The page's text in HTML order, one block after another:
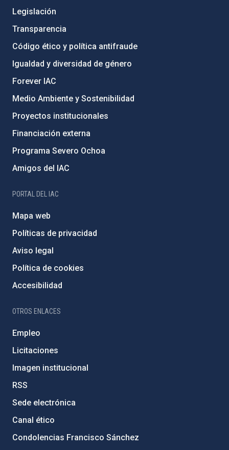
Legislación
Transparencia
Código ético y política antifraude
Igualdad y diversidad de género
Forever IAC
Medio Ambiente y Sostenibilidad
Proyectos institucionales
Financiación externa
Programa Severo Ochoa
Amigos del IAC
PORTAL DEL IAC
Mapa web
Políticas de privacidad
Aviso legal
Política de cookies
Accesibilidad
OTROS ENLACES
Empleo
Licitaciones
Imagen institucional
RSS
Sede electrónica
Canal ético
Condolencias Francisco Sánchez